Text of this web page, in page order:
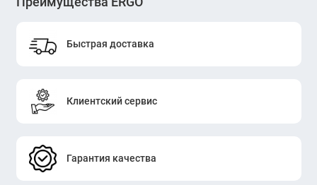
Быстрая доставка
Клиентский сервис
Гарантия качества